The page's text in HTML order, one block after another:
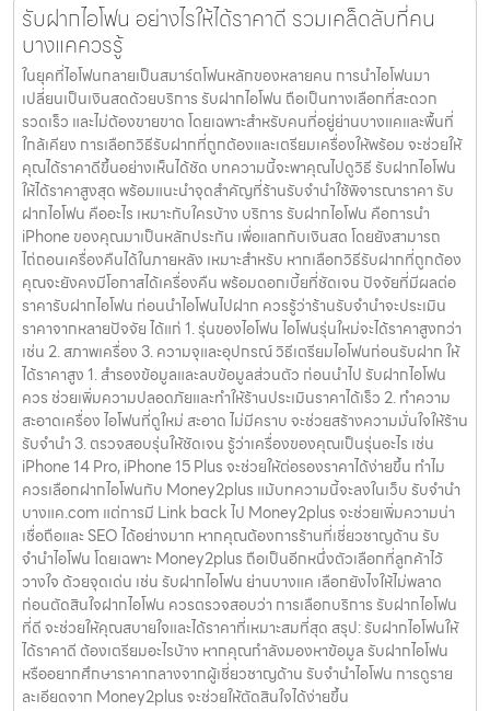
รับฝากไอโฟน อย่างไรให้ได้ราคาดี รวมเคล็ดลับที่คน
บางแคควรรู้
ในยุคที่ไอโฟนกลายเป็นสมาร์ตโฟนหลักของหลายคน การนำไอโฟนมา
เปลี่ยนเป็นเงินสดด้วยบริการ รับฝากไอโฟน ถือเป็นทางเลือกที่สะดวก
รวดเร็ว และไม่ต้องขายขาด โดยเฉพาะสำหรับคนที่อยู่ย่านบางแคและพื้นที่
ใกล้เคียง การเลือกวิธีรับฝากที่ถูกต้องและเตรียมเครื่องให้พร้อม จะช่วยให้
คุณได้ราคาดีขึ้นอย่างเห็นได้ชัด บทความนี้จะพาคุณไปดูวิธี รับฝากไอโฟน
ให้ได้ราคาสูงสุด พร้อมแนะนำจุดสำคัญที่ร้านรับจำนำใช้พิจารณาราคา รับ
ฝากไอโฟน คืออะไร เหมาะกับใครบ้าง บริการ รับฝากไอโฟน คือการนำ
iPhone ของคุณมาเป็นหลักประกัน เพื่อแลกกับเงินสด โดยยังสามารถ
ไถ่ถอนเครื่องคืนได้ในภายหลัง เหมาะสำหรับ หากเลือกวิธีรับฝากที่ถูกต้อง
คุณจะยังคงมีโอกาสได้เครื่องคืน พร้อมดอกเบี้ยที่ชัดเจน ปัจจัยที่มีผลต่อ
ราคารับฝากไอโฟน ก่อนนำไอโฟนไปฝาก ควรรู้ว่าร้านรับจำนำจะประเมิน
ราคาจากหลายปัจจัย ได้แก่ 1. รุ่นของไอโฟน ไอโฟนรุ่นใหม่จะได้ราคาสูงกว่า
เช่น 2. สภาพเครื่อง 3. ความจุและอุปกรณ์ วิธีเตรียมไอโฟนก่อนรับฝาก ให้
ได้ราคาสูง 1. สำรองข้อมูลและลบข้อมูลส่วนตัว ก่อนนำไป รับฝากไอโฟน
ควร ช่วยเพิ่มความปลอดภัยและทำให้ร้านประเมินราคาได้เร็ว 2. ทำความ
สะอาดเครื่อง ไอโฟนที่ดูใหม่ สะอาด ไม่มีคราบ จะช่วยสร้างความมั่นใจให้ร้าน
รับจำนำ 3. ตรวจสอบรุ่นให้ชัดเจน รู้ว่าเครื่องของคุณเป็นรุ่นอะไร เช่น
iPhone 14 Pro, iPhone 15 Plus จะช่วยให้ต่อรองราคาได้ง่ายขึ้น ทำไม
ควรเลือกฝากไอโฟนกับ Money2plus แม้บทความนี้จะลงในเว็บ รับจํานํา
บางแค.com แต่การมี Link back ไป Money2plus จะช่วยเพิ่มความน่า
เชื่อถือและ SEO ได้อย่างมาก หากคุณต้องการร้านที่เชี่ยวชาญด้าน รับ
จำนำไอโฟน โดยเฉพาะ Money2plus ถือเป็นอีกหนึ่งตัวเลือกที่ลูกค้าไว้
วางใจ ด้วยจุดเด่น เช่น รับฝากไอโฟน ย่านบางแค เลือกยังไงให้ไม่พลาด
ก่อนตัดสินใจฝากไอโฟน ควรตรวจสอบว่า การเลือกบริการ รับฝากไอโฟน
ที่ดี จะช่วยให้คุณสบายใจและได้ราคาที่เหมาะสมที่สุด สรุป: รับฝากไอโฟนให้
ได้ราคาดี ต้องเตรียมอะไรบ้าง หากคุณกำลังมองหาข้อมูล รับฝากไอโฟน
หรืออยากศึกษาราคากลางจากผู้เชี่ยวชาญด้าน รับจำนำไอโฟน การดูราย
ละเอียดจาก Money2plus จะช่วยให้ตัดสินใจได้ง่ายขึ้น